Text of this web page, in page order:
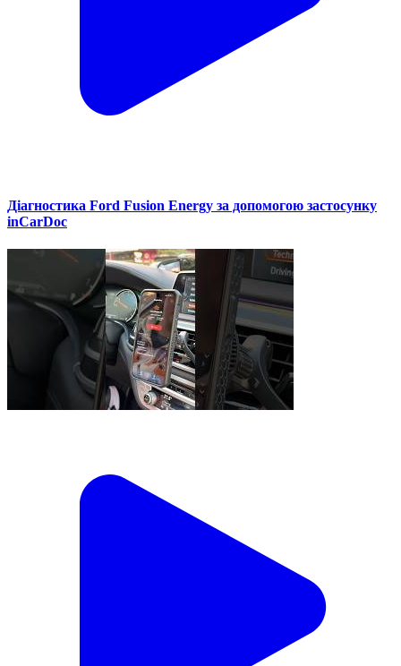
Діагностика Ford Fusion Energy за допомогою застосунку
inCarDoc